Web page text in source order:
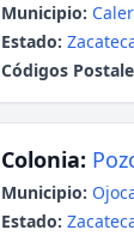
Municipio:
Estado:
Códigos
Colonia:
Municipio:
Estado: